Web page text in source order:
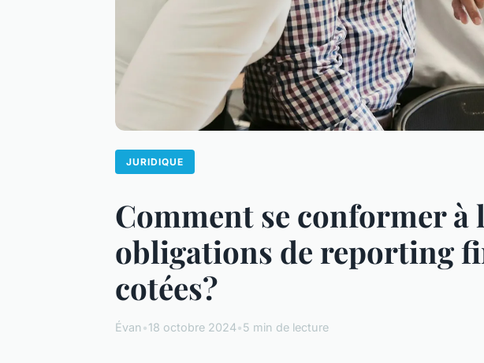
JURIDIQUE
Comment se conformer
obligations de reporting
cotées?
Évan•18 octobre 2024•5 min de lecture